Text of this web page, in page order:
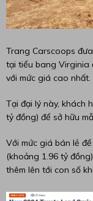
Trang Carscoops
tại tiểu bang Virginia
với mức giá cao nhất.
Tại đại lý này, khách
tỷ đồng) để sở hữu
Với mức giá bán lẻ
(khoảng 1.96 tỷ
thêm lên tới con số